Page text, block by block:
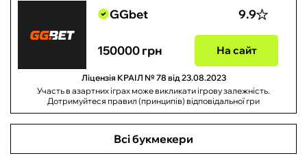
GGbet 9.9
150000 грн На сайт
Ліцензія КРАІЛ № 78 від 23.08.2023
Участь в азартних іграх може викликати ігрову залежність.
Дотримуйтеся правил (принципів) відповідальної гри
Всі букмекери